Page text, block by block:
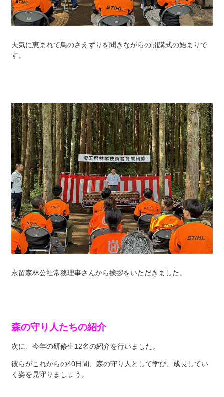
天気に恵まれて鳥のさえずりを聞きながらの開講式の始まりで
す。
永留森林公社常務理事さんから挨拶をいただきました。
森の守り人たちの紹介
次に、今年の研修生12名の紹介を行いました。
彼らがこれからの40日間、森の守り人として学び、成長してい
く姿を見守りましょう。